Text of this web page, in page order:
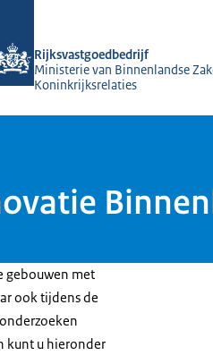
Rijksvastgoedbedrijf
Ministerie van Binnenlandse
Koninkrijksrelaties
gebouwen met
ook tijdens de
kunt u hieronder